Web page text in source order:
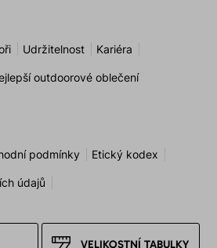
Udržitelnost Kariéra
outdoorové oblečení
podmínky Etický kodex
údajů
VELIKOSTNÍ TABULKY